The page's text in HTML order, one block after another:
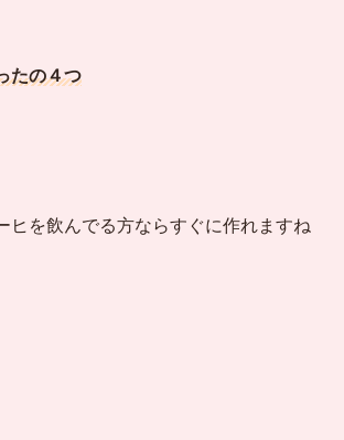
たの４つ
ヒを飲んでる方ならすぐに作れますね